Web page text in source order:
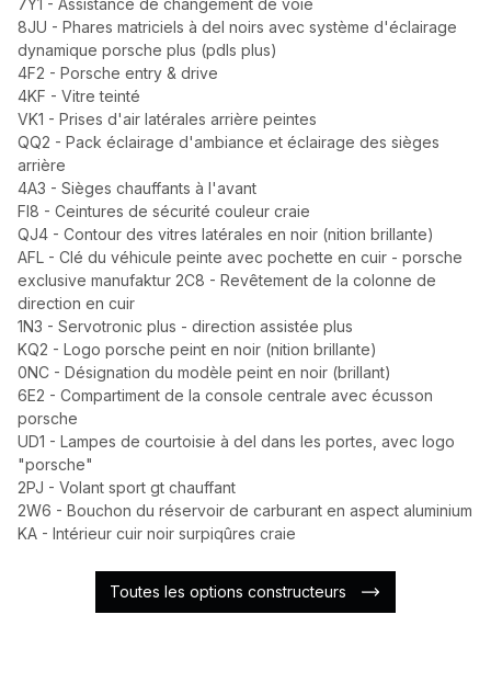
7Y1 - Assistance de changement de voie
8JU - Phares matriciels à del noirs avec système d'éclairage
dynamique porsche plus (pdls plus)
4F2 - Porsche entry & drive
4KF - Vitre teinté
VK1 - Prises d'air latérales arrière peintes
QQ2 - Pack éclairage d'ambiance et éclairage des sièges
arrière
4A3 - Sièges chauffants à l'avant
FI8 - Ceintures de sécurité couleur craie
QJ4 - Contour des vitres latérales en noir (nition brillante)
AFL - Clé du véhicule peinte avec pochette en cuir - porsche
exclusive manufaktur 2C8 - Revêtement de la colonne de
direction en cuir
1N3 - Servotronic plus - direction assistée plus
KQ2 - Logo porsche peint en noir (nition brillante)
0NC - Désignation du modèle peint en noir (brillant)
6E2 - Compartiment de la console centrale avec écusson
porsche
UD1 - Lampes de courtoisie à del dans les portes, avec logo
"porsche"
2PJ - Volant sport gt chauffant
2W6 - Bouchon du réservoir de carburant en aspect aluminium
KA - Intérieur cuir noir surpiqûres craie
Toutes les options constructeurs